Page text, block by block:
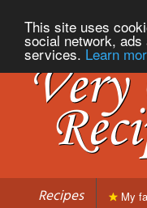
This site uses
social network,
services. Learn
Recipes My